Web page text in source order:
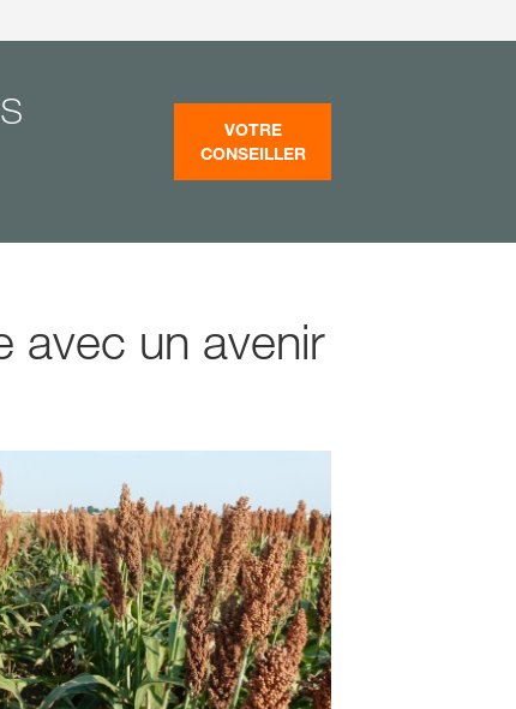
VOTRE
CONSEILLER
avec un avenir